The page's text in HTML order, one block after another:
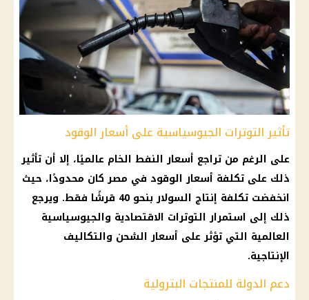
تأثير التوترات الجيوسياسية على أسعار الوقود
على الرغم من تراجع أسعار النفط الخام عالميًا، إلا أن تأثير
ذلك على تكلفة أسعار الوقود في مصر كان محدودًا، حيث
انخفضت تكلفة إنتاج السولار بنحو 40 قرشًا فقط. ويرجع
ذلك إلى استمرار التوترات الاقتصادية والجيوسياسية
العالمية التي تؤثر على أسعار الشحن والتكاليف
الإنتاجية.
دعم الدولة للمنتجات البترولية